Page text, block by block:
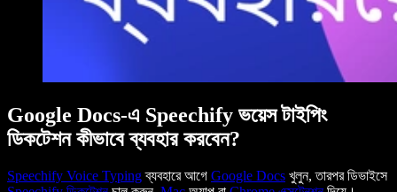
Google Docs-এ Speechify ভয়েস টাইপিং
ডিকটেশন কীভাবে ব্যবহার করবেন?
Speechify Voice Typingব্যবহারে আগে Google Docs খুলুন, তারপর ডিভাইসে